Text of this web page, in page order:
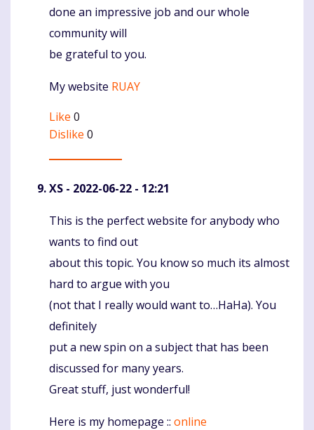
done an impressive job and our whole
community will
be grateful to you.
My website RUAY
Like 0
Dislike 0
XS - 2022-06-22 - 12:21
Komentaras
This is the perfect website for anybody who
wants to find out
about this topic. You know so much its almost
hard to argue with you
(not that I really would want to…HaHa). You
definitely
put a new spin on a subject that has been
discussed for many years.
Great stuff, just wonderful!
Here is my homepage :: online